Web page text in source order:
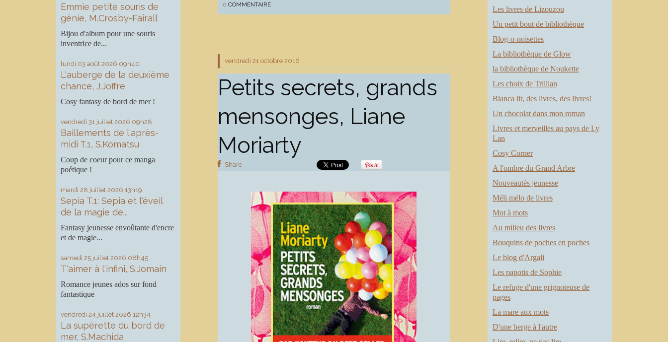
Emmie petite souris de
génie, M.Crosby-Fairall
Bijou d'album pour une souris
inventrice de...
lundi 03 août 2026 09h40
L'auberge de la deuxième
chance, J.Joffre
Cosy fantasy de bord de mer !
vendredi 31 juillet 2026 09h28
Baillements de l'après-
midi T.1, S.Komatsu
Coup de coeur pour ce manga
poétique !
mardi 28 juillet 2026 13h19
Sepia T.1: Sepia et l'éveil
de la magie de...
Fantasy jeunesse envoûtante d'encre
et de magie...
samedi 25 juillet 2026 08h45
T'aimer à l'infini, S.Jomain
Romance jeunes ados sur fond
fantastique
vendredi 24 juillet 2026 12h34
La supérette du bord de
mer, S.Machida
0 COMMENTAIRE
vendredi 21 octobre 2016
Petits secrets, grands
mensonges, Liane
Moriarty
Share
Les livres de Lizouzou
Un petit bout de bibliothèque
Blog-o-noisettes
La bibliothèque de Glow
la bibliothèque de Noukette
Les choix de Trillian
Bianca lit, des livres, des livres!
Un chocolat dans mon roman
Livres et merveilles au pays de Ly
Lan
Cosy Corner
A l'ombre du Grand Arbre
Nouveautés jeunesse
Méli mélo de livres
Mot à mots
Au milieu des livres
Bouquins de poches en poches
Le blog d'Argali
Les papotis de Sophie
Le refuge d'une grignoteuse de
pages
La mare aux mots
D'une berge à l'autre